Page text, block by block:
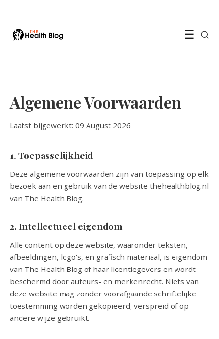
☰
Algemene Voorwaarden
Laatst bijgewerkt: 09 August 2026
1. Toepasselijkheid
Deze algemene voorwaarden zijn van toepassing op elk
bezoek aan en gebruik van de website thehealthblog.nl
van The Health Blog.
2. Intellectueel eigendom
Alle content op deze website, waaronder teksten,
afbeeldingen, logo's, en grafisch materiaal, is eigendom
van The Health Blog of haar licentiegevers en wordt
beschermd door auteurs- en merkenrecht. Niets van
deze website mag zonder voorafgaande schriftelijke
toestemming worden gekopieerd, verspreid of op
andere wijze gebruikt.